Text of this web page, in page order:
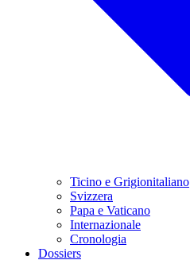
Ticino e Grigionitaliano
Svizzera
Papa e Vaticano
Internazionale
Cronologia
Dossiers